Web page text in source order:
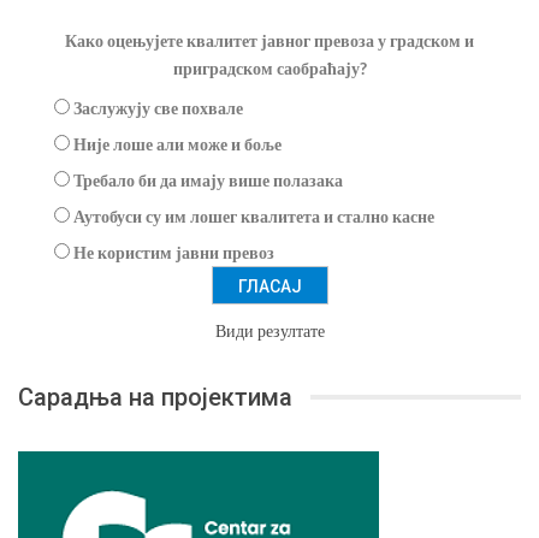
Како оцењујете квалитет јавног превоза у градском и
приградском саобраћају?
Заслужују све похвале
Није лоше али може и боље
Требало би да имају више полазака
Аутобуси су им лошег квалитета и стално касне
Не користим јавни превоз
Види резултате
Сарадња на пројектима